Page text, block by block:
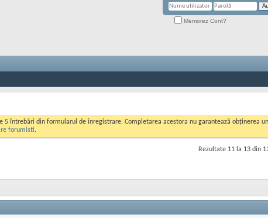
Memorez Cont?
5 întrebări din formularul de înregistrare. Completarea acestora nu garantează obținerea
forumisti.
Rezultate 11 la 13 din